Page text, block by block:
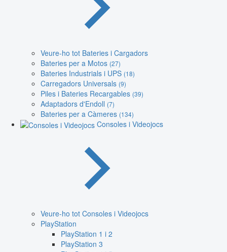
Veure-ho tot Bateries i Cargadors
Bateries per a Motos (27)
Bateries Industrials i UPS (18)
Carregadors Universals (9)
Piles i Bateries Recargables (39)
Adaptadors d'Endoll (7)
Bateries per a Càmeres (134)
Consoles i Videojocs
Veure-ho tot Consoles i Videojocs
PlayStation
PlayStation 1 i 2
PlayStation 3